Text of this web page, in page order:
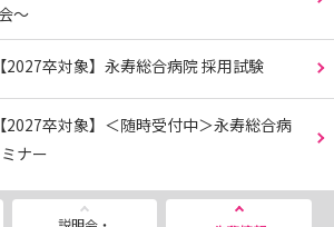
～
【2027卒対象】永寿総合病院 採用試験
【2027卒対象】＜随時受付中＞永寿総合病
ナー